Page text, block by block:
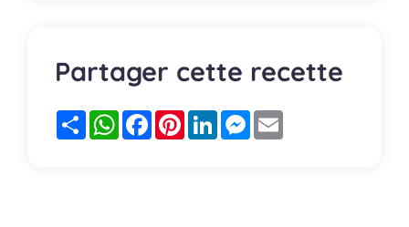
Partager cette recette
PartagerWhatsApp
FacebookPinterestLinkedInMessenger